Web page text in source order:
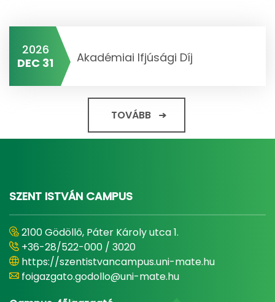
2026
DEC 31
Akadémiai Ifjúsági Díj
TOVÁBB
SZENT ISTVÁN CAMPUS
2100 Gödöllő, Páter Károly utca 1.
+36-28/522-000 / 3020
https://szentistvancampus.uni-mate.hu
foigazgato.godollo@uni-mate.hu